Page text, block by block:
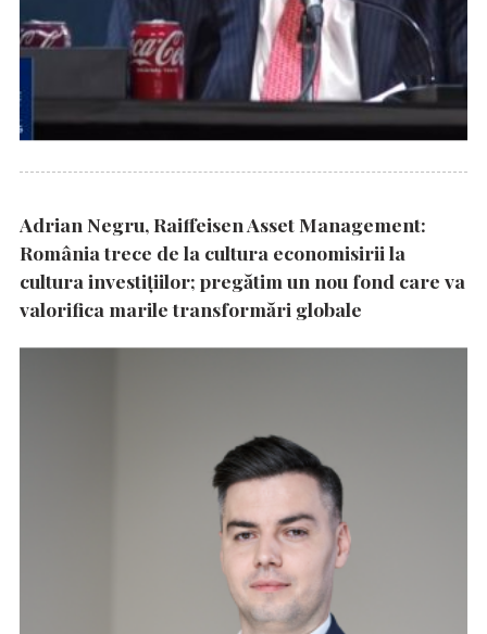
Adrian Negru, Raiffeisen Asset Management:
România trece de la cultura economisirii la
cultura investițiilor; pregătim un nou fond care va
valorifica marile transformări globale